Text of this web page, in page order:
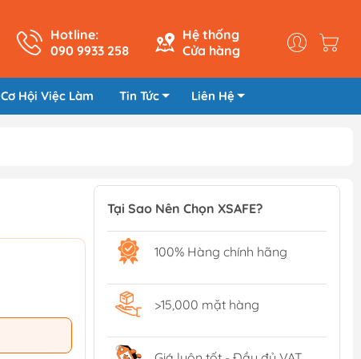
Hotline:
090 9933 258
Hệ thống
Cửa hàng
Cơ Hội Việc Làm Tin Tức Liên Hệ
Tại Sao Nên Chọn XSAFE?
100% Hàng chính hãng
>15,000 mặt hàng